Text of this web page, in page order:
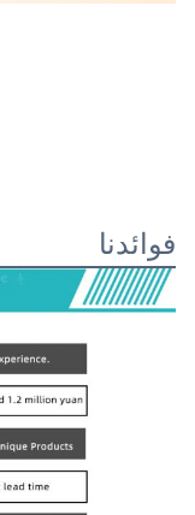
فوائدنا